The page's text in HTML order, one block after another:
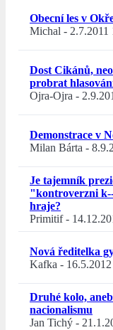
Obecní les v
Michal - 2.7.2011
Dost Cikánů,
probrat
Ojra-Ojra -
Demonstrace v
Milan Bárta -
Je tajemník
"kontroverzni
hraje?
Primitif-
Nová ředitelka
Kafka -
Druhé kolo,
nacionalismu
Jan Tichý -